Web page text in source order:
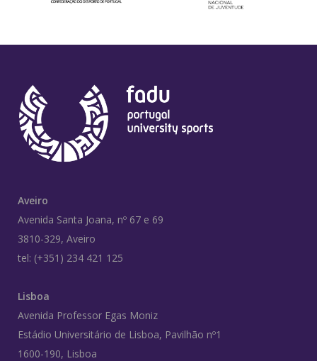
Aveiro
Avenida Santa Joana, nº 67 e 69
3810-329, Aveiro
tel: (+351) 234 421 125
Lisboa
Avenida Professor Egas Moniz
Estádio Universitário de Lisboa, Pavilhão nº1
1600-190, Lisboa